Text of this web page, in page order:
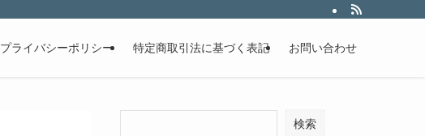
プライバシーポリシー 特定商取引法に基づく表記 お問い合わせ
検索